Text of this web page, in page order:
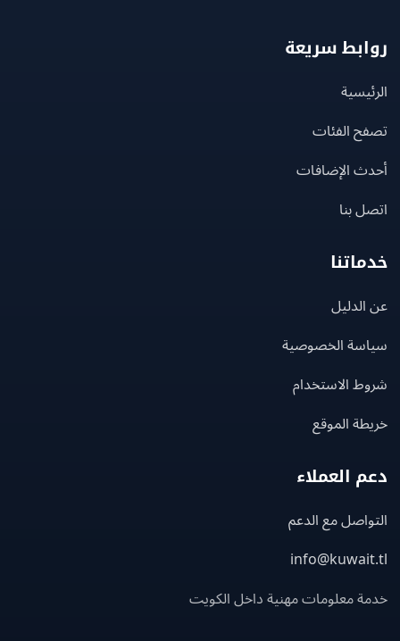
سريعة
الفئات
الإضافات
بنا
الخصوصية
الاستخدام
الموقع
العملاء
مع الدعم
معلومات مهنية داخل الكويت